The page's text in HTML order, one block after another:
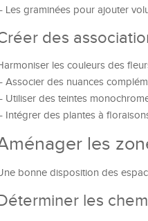
Les graminées pour ajouter
des
les couleurs des
Associer des nuances
Utiliser des teintes
Intégrer des plantes à
les
bonne disposition des
les